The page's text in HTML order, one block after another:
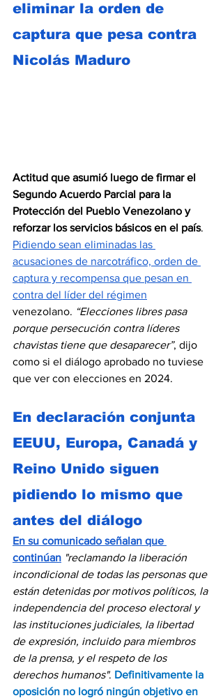
eliminar la orden de
captura que pesa contra
Nicolás Maduro
Actitud que asumió luego de firmar el
Segundo Acuerdo Parcial para la
Protección del Pueblo Venezolano y
reforzar los servicios básicos en el país.
Pidiendo sean eliminadas las
acusaciones de narcotráfico, orden de
captura y recompensa que pesan en
contra del líder del régimen
venezolano. “Elecciones libres pasa
porque persecución contra líderes
chavistas tiene que desaparecer”, dijo
como si el diálogo aprobado no tuviese
que ver con elecciones en 2024.
En declaración conjunta
EEUU, Europa, Canadá y
Reino Unido siguen
pidiendo lo mismo que
antes del diálogo
En su comunicado señalan que
continúan "reclamando la liberación
incondicional de todas las personas que
están detenidas por motivos políticos, la
independencia del proceso electoral y
las instituciones judiciales, la libertad
de expresión, incluido para miembros
de la prensa, y el respeto de los
derechos humanos". Definitivamente la
oposición no logró ningún objetivo en